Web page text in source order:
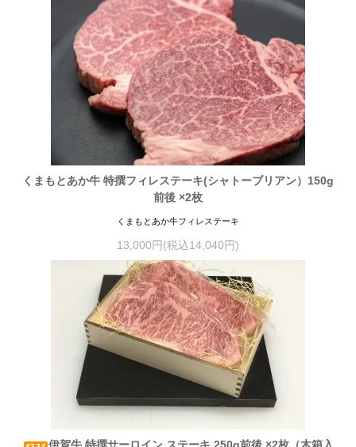
くまもとあか牛 特撰フィレステーキ(シャトーブリアン）150g
前後 ×2枚
くまもとあか牛フィレステーキ
13,000円(税込14,040円)
伊賀牛 特撰サーロイン ステーキ 250g前後 ×2枚（木箱入